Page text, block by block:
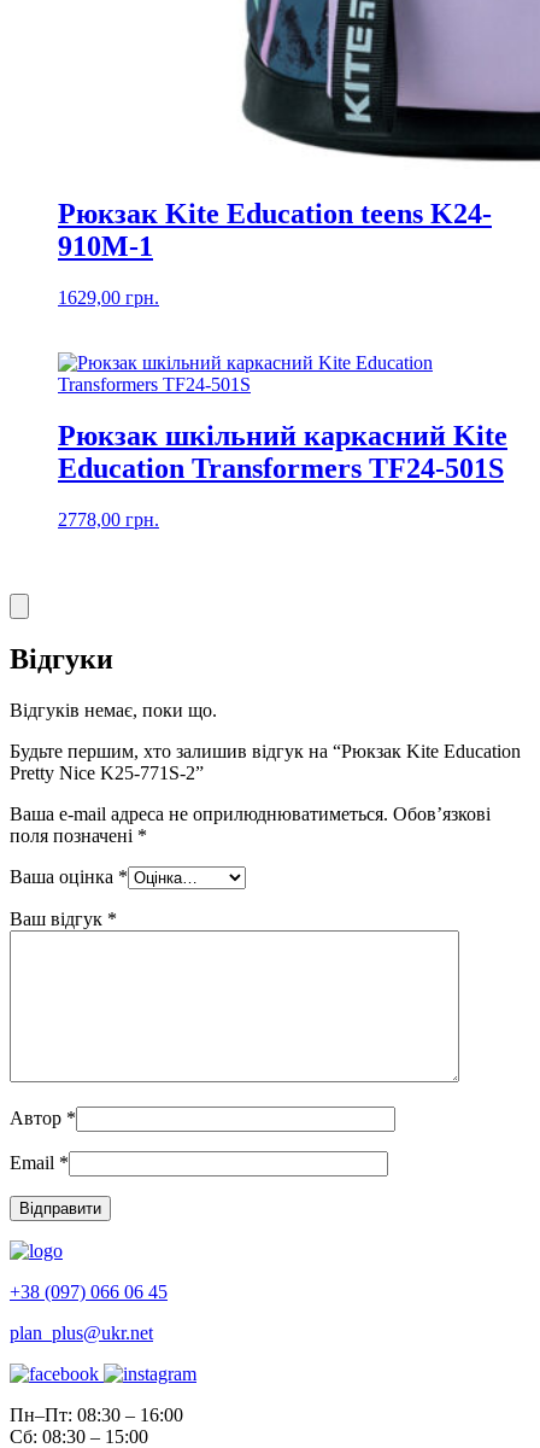
Рюкзак Kite Education teens K24-
910M-1
1629,00 грн.
Рюкзак шкільний каркасний Kite
Education Transformers TF24-501S
2778,00 грн.
Відгуки
Відгуків немає, поки що.
Будьте першим, хто залишив відгук на “Рюкзак Kite Education
Pretty Nice K25-771S-2”
Ваша e-mail адреса не оприлюднюватиметься. Обов’язкові
поля позначені *
Ваша оцінка *
Ваш відгук *
Автор *
Email *
+38 (097) 066 06 45
plan_plus@ukr.net
Пн–Пт: 08:30 – 16:00
Сб: 08:30 – 15:00